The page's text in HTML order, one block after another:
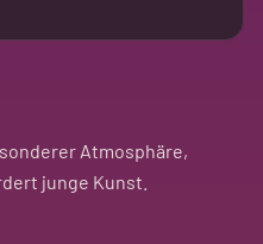
Atmosphäre,
junge Kunst.